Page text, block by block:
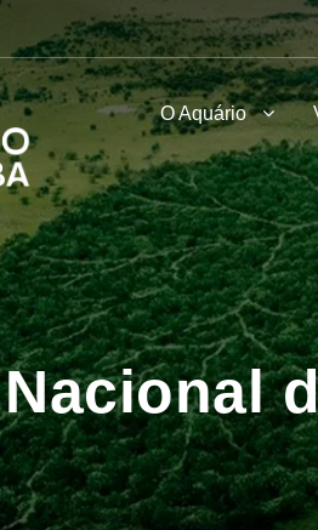
O Aquário